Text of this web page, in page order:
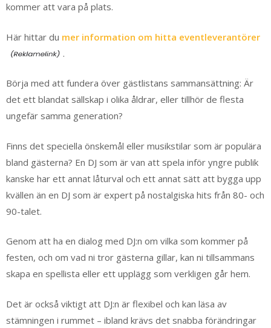
kommer att vara på plats.
Här hittar du mer information om hitta eventleverantörer
.
Börja med att fundera över gästlistans sammansättning: Är
det ett blandat sällskap i olika åldrar, eller tillhör de flesta
ungefär samma generation?
Finns det speciella önskemål eller musikstilar som är populära
bland gästerna? En DJ som är van att spela inför yngre publik
kanske har ett annat låturval och ett annat sätt att bygga upp
kvällen än en DJ som är expert på nostalgiska hits från 80- och
90-talet.
Genom att ha en dialog med DJ:n om vilka som kommer på
festen, och om vad ni tror gästerna gillar, kan ni tillsammans
skapa en spellista eller ett upplägg som verkligen går hem.
Det är också viktigt att DJ:n är flexibel och kan läsa av
stämningen i rummet – ibland krävs det snabba förändringar